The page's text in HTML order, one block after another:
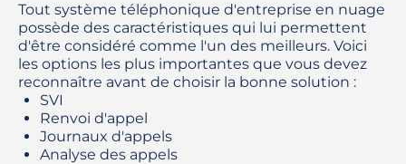
Tout système téléphonique d'entreprise en nuage
possède des caractéristiques qui lui permettent
d'être considéré comme l'un des meilleurs. Voici
les options les plus importantes que vous devez
reconnaître avant de choisir la bonne solution :
SVI
Renvoi d'appel
Journaux d'appels
Analyse des appels